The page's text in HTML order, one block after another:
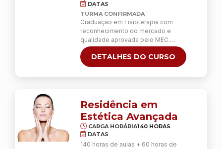
DATAS
TURMA CONFIRMADA
Graduação em Fisioterapia com
reconhecimento do mercado e
qualidade aprovada pelo MEC.
Bacharelado em Fisioterapia Se você
deseja construir uma carreira na área da
saúde e fazer a diferença na vida das
pessoas, o Bacharelado em Fisioterapia
na prevenção, avaliação e tratamento
Continua
DETALHES DO CURSO
Residência em
Estética Avançada
CARGA HORÁRIA140 HORAS
DATAS
140 horas de aulas + 60 horas de